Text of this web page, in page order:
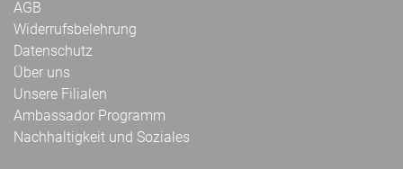
AGB
Widerrufsbelehrung
Datenschutz
Über uns
Unsere Filialen
Ambassador Programm
Nachhaltigkeit und Soziales